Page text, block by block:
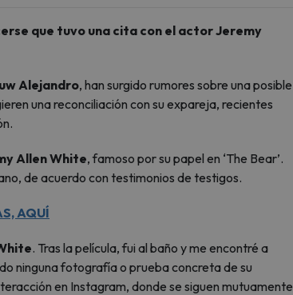
que tuvo una cita con el actor Jeremy
Alejandro, han surgido rumores sobre una posible
una reconciliación con su expareja, recientes
Allen White, famoso por su papel en ‘The Bear’.
de acuerdo con testimonios de testigos.
AQUÍ
. Tras la película, fui al baño y me encontré a
ninguna fotografía o prueba concreta de su
en Instagram, donde se siguen mutuamente